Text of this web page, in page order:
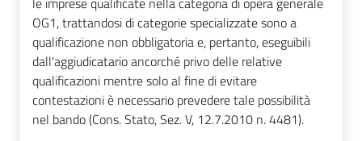
OG1, trattandosi di categorie specializzate sono a
qualificazione non obbligatoria e, pertanto, eseguibili
dall'aggiudicatario ancorché privo delle relative
qualificazioni mentre solo al fine di evitare
contestazioni è necessario prevedere tale possibilità
nel bando (Cons. Stato, Sez. V, 12.7.2010 n. 4481).